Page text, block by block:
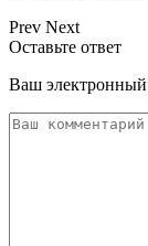
Prev Next
Оставьте ответ
Ваш электронный